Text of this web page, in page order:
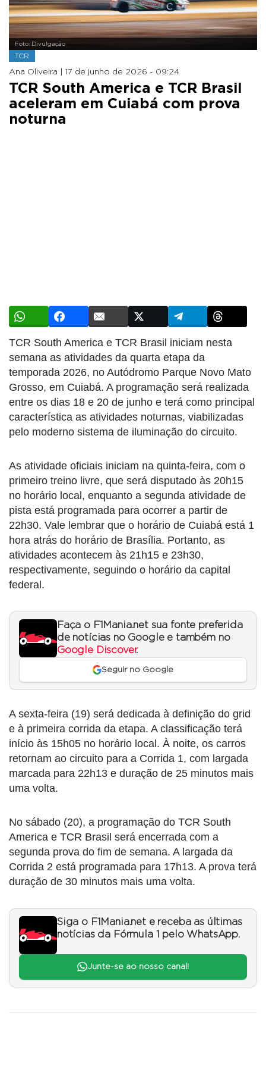
Foto: Divulgação
TCR
Ana Oliveira | 17 de junho de 2026 - 09:24
TCR South America e TCR Brasil
aceleram em Cuiabá com prova
noturna
TCR South America e TCR Brasil iniciam nesta
semana as atividades da quarta etapa da
temporada 2026, no Autódromo Parque Novo Mato
Grosso, em Cuiabá. A programação será realizada
entre os dias 18 e 20 de junho e terá como principal
característica as atividades noturnas, viabilizadas
pelo moderno sistema de iluminação do circuito.
As atividade oficiais iniciam na quinta-feira, com o
primeiro treino livre, que será disputado às 20h15
no horário local, enquanto a segunda atividade de
pista está programada para ocorrer a partir de
22h30. Vale lembrar que o horário de Cuiabá está 1
hora atrás do horário de Brasília. Portanto, as
atividades acontecem às 21h15 e 23h30,
respectivamente, seguindo o horário da capital
federal.
Faça o F1Mania.net sua fonte preferida
de notícias no Google e também no
Google Discover.
Seguir no Google
A sexta-feira (19) será dedicada à definição do grid
e à primeira corrida da etapa. A classificação terá
início às 15h05 no horário local. À noite, os carros
retornam ao circuito para a Corrida 1, com largada
marcada para 22h13 e duração de 25 minutos mais
uma volta.
No sábado (20), a programação do TCR South
America e TCR Brasil será encerrada com a
segunda prova do fim de semana. A largada da
Corrida 2 está programada para 17h13. A prova terá
duração de 30 minutos mais uma volta.
Siga o F1Mania.net e receba as últimas
notícias da Fórmula 1 pelo WhatsApp.
Junte-se ao nosso canal!